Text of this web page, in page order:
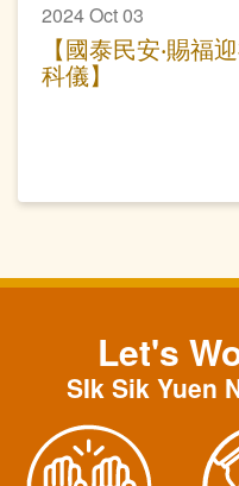
2024 Oct 03
【國泰民安‧賜福
科儀】
Let's
SIk Sik Yuen